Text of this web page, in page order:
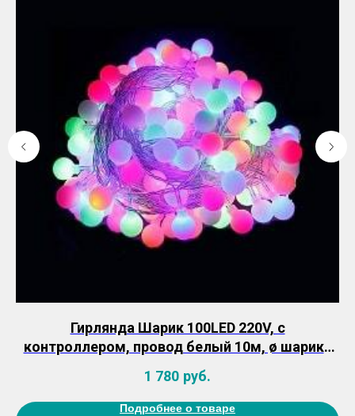
Гирлянда Шарик 100LED 220V, с
контроллером, провод белый 10м, ø шарика
23мм, IP65, цвет свечения –RGB
1 780 руб.
Подробнее о товаре